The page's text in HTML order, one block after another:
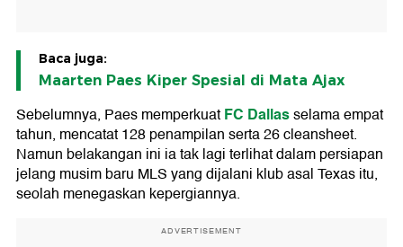
Baca juga:
Maarten Paes Kiper Spesial di Mata Ajax
Sebelumnya, Paes memperkuatFC Dallasselama empat
tahun, mencatat 128 penampilan serta 26 cleansheet.
Namun belakangan ini ia tak lagi terlihat dalam persiapan
jelang musim baru MLS yang dijalani klub asal Texas itu,
seolah menegaskan kepergiannya.
ADVERTISEMENT